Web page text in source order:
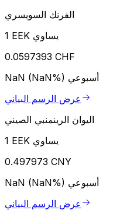
الفرنك السويسري
1 EEK يساوي
0.0597393 CHF
NaN (NaN%) أسبوعي
عرض الرسم البياني
اليوان الرينمنبي الصيني
1 EEK يساوي
0.497973 CNY
NaN (NaN%) أسبوعي
عرض الرسم البياني